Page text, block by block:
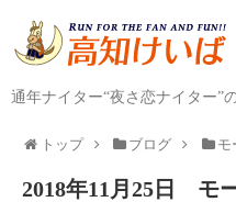
通年ナイター“夜さ恋ナイター”
トップ ブログ モ
2018年11月25日 モー